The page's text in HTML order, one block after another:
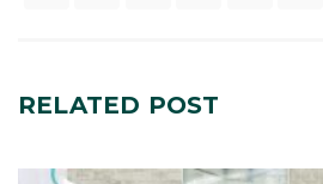
RELATED POST